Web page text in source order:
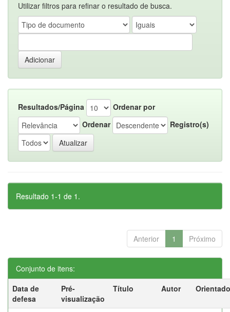
Utilizar filtros para refinar o resultado de busca.
Resultados/Página
Ordenar por
Ordenar
Registro(s)
Resultado 1-1 de 1.
Anterior 1 Próximo
Conjunto de itens:
Data de
defesa
Pré-
visualização
Título Autor